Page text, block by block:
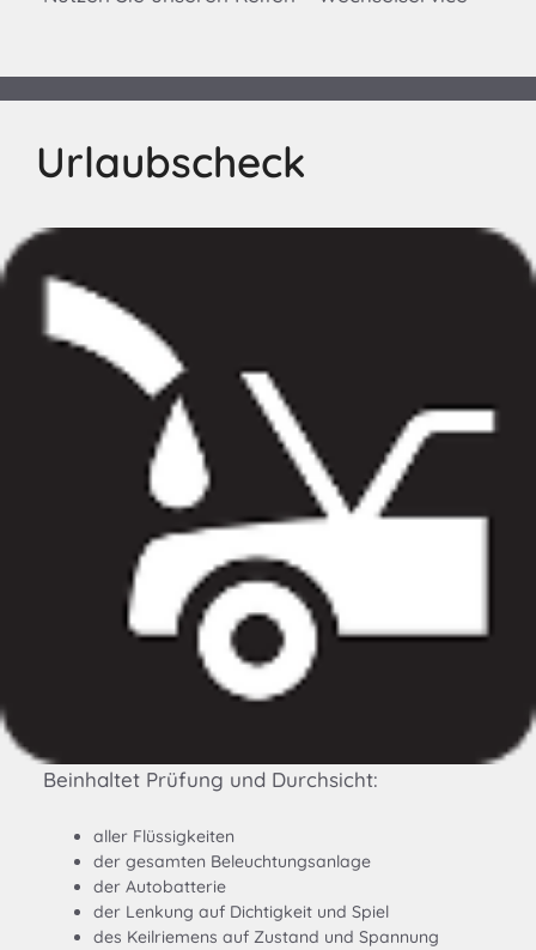
Urlaubscheck
Beinhaltet Prüfung und Durchsicht:
aller Flüssigkeiten
der gesamten Beleuchtungsanlage
der Autobatterie
der Lenkung auf Dichtigkeit und Spiel
des Keilriemens auf Zustand und Spannung